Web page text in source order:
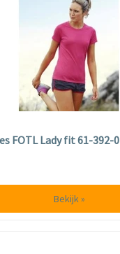
FOTL Lady fit 61-392-0
Bekijk »